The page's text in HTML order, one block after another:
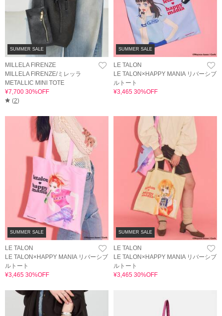
SUMMER SALE
MILLELA FIRENZE
MILLELA FIRENZE/ミレッラ
METALLIC MINI TOTE
¥7,700 30%OFF
(2)
SUMMER SALE
LE TALON
LE TALON×HAPPY MANIA リバーシブ
ルトート
¥3,465 30%OFF
SUMMER SALE
LE TALON
LE TALON×HAPPY MANIA リバーシブ
ルトート
¥3,465 30%OFF
SUMMER SALE
LE TALON
LE TALON×HAPPY MANIA リバーシブ
ルトート
¥3,465 30%OFF